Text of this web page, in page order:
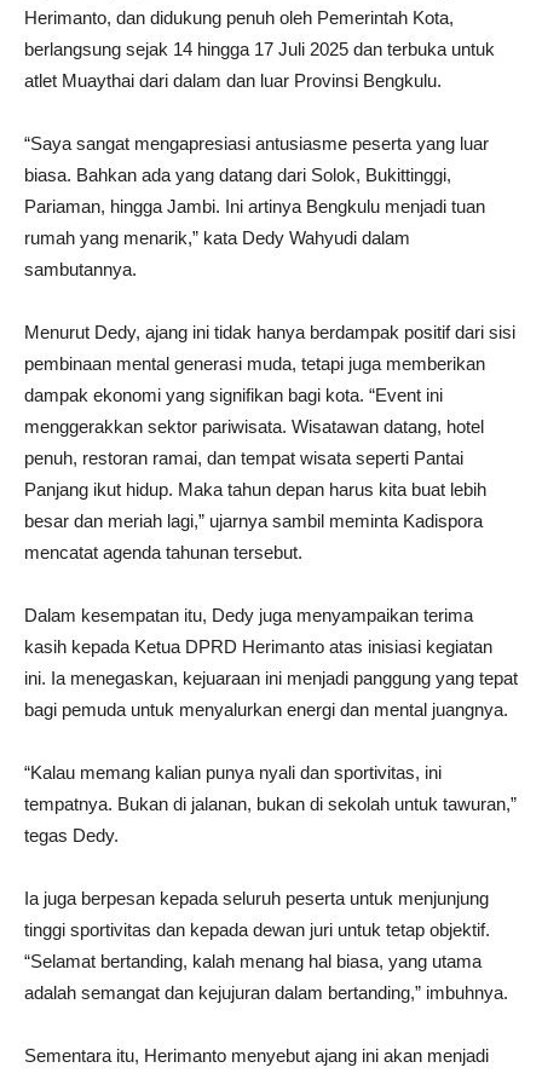
Herimanto, dan didukung penuh oleh Pemerintah Kota,
berlangsung sejak 14 hingga 17 Juli 2025 dan terbuka untuk
atlet Muaythai dari dalam dan luar Provinsi Bengkulu.
“Saya sangat mengapresiasi antusiasme peserta yang luar
biasa. Bahkan ada yang datang dari Solok, Bukittinggi,
Pariaman, hingga Jambi. Ini artinya Bengkulu menjadi tuan
rumah yang menarik,” kata Dedy Wahyudi dalam
sambutannya.
Menurut Dedy, ajang ini tidak hanya berdampak positif dari sisi
pembinaan mental generasi muda, tetapi juga memberikan
dampak ekonomi yang signifikan bagi kota. “Event ini
menggerakkan sektor pariwisata. Wisatawan datang, hotel
penuh, restoran ramai, dan tempat wisata seperti Pantai
Panjang ikut hidup. Maka tahun depan harus kita buat lebih
besar dan meriah lagi,” ujarnya sambil meminta Kadispora
mencatat agenda tahunan tersebut.
Dalam kesempatan itu, Dedy juga menyampaikan terima
kasih kepada Ketua DPRD Herimanto atas inisiasi kegiatan
ini. Ia menegaskan, kejuaraan ini menjadi panggung yang tepat
bagi pemuda untuk menyalurkan energi dan mental juangnya.
“Kalau memang kalian punya nyali dan sportivitas, ini
tempatnya. Bukan di jalanan, bukan di sekolah untuk tawuran,”
tegas Dedy.
Ia juga berpesan kepada seluruh peserta untuk menjunjung
tinggi sportivitas dan kepada dewan juri untuk tetap objektif.
“Selamat bertanding, kalah menang hal biasa, yang utama
adalah semangat dan kejujuran dalam bertanding,” imbuhnya.
Sementara itu, Herimanto menyebut ajang ini akan menjadi